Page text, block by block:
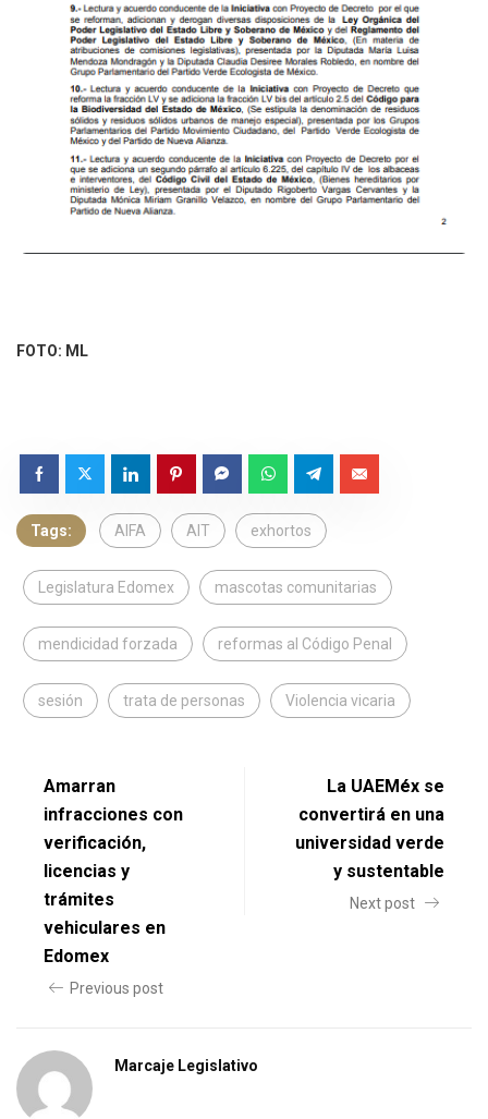
FOTO: ML
Tags: AIFA AIT exhortos
Legislatura Edomex mascotas comunitarias
mendicidad forzada reformas al Código Penal
sesión trata de personas Violencia vicaria
Amarran
infracciones con
verificación,
licencias y
trámites
vehiculares en
Edomex
Previous post
La UAEMéx se
convertirá en una
universidad verde
y sustentable
Next post
Marcaje Legislativo